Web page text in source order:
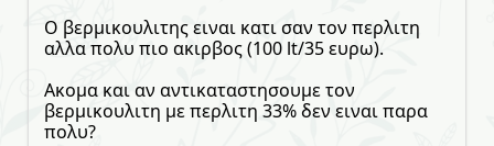
Ο βερμικουλιτης ειναι κατι σαν τον περλιτη
αλλα πολυ πιο ακιρβος (100 lt/35 ευρω).
Ακομα και αν αντικαταστησουμε τον
βερμικουλιτη με περλιτη 33% δεν ειναι παρα
πολυ?